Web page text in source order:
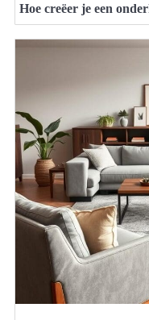
Hoe creëer je een